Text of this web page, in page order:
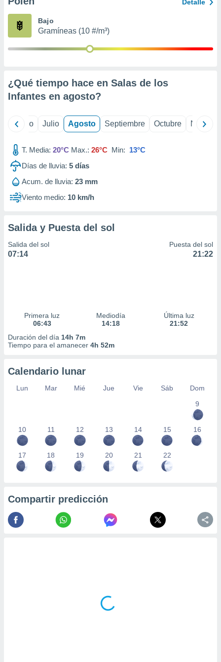
publicidad
1199
Detalle
Bajo
Gramíneas (10 #/m³)
¿Qué tiempo hace en Salas de los
Infantes en agosto?
Junio Julio Agosto Septiembre Octubre
T. Media: 20°C Max.: 26°C Min: 13°C
Días de lluvia: 5 días
Acum. de lluvia: 23 mm
Viento medio: 10 km/h
Salida y Puesta del sol
Salida del sol
07:14
Puesta del sol
21:22
Primera luz
06:43
Mediodía
14:18
Última luz
21:52
Duración del día 14h 7m
Tiempo para el amanecer 4h 52m
Calendario lunar
Lun Mar Mié Jue Vie Sáb
Dom
9
10 11 12 13 14 15 16
17 18 19 20 21 22
Compartir predicción